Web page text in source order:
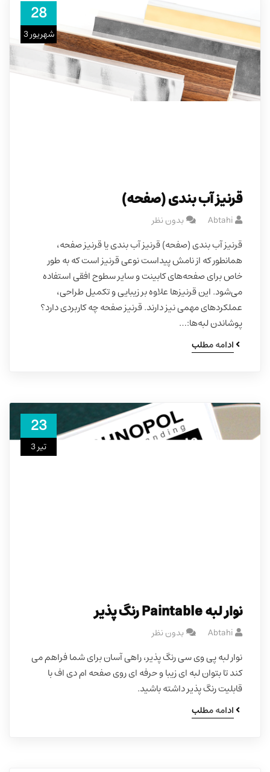
28
شهریور 3
قرنیز آب بندی (صفحه)
Abtahi بدون نظر
قرنیز آب بندی (صفحه) قرنیز آب بندی یا قرنیز صفحه،
همانطور که از نامش پیداست نوعی قرنیز است که به طور
خاص برای صفحه‌های کابینت و سایر سطوح افقی استفاده
می‌شود. این قرنیزها علاوه بر زیبایی و تکمیل طراحی،
عملکردهای مهمی نیز دارند. قرنیز صفحه چه کاربردی دارد؟
پوشاندن لبه‌ها:…
ادامه مطلب
23
تیر 3
نوار لبه Paintable رنگ پذیر
Abtahi بدون نظر
نوار لبه پی وی سی رنگ پذیر، راهی آسان برای شما فراهم می
کند تا بتوان لبه ای زیبا و حرفه ای روی صفحه ام دی اف با
قابلیت رنگ پذیر داشته باشید.
ادامه مطلب